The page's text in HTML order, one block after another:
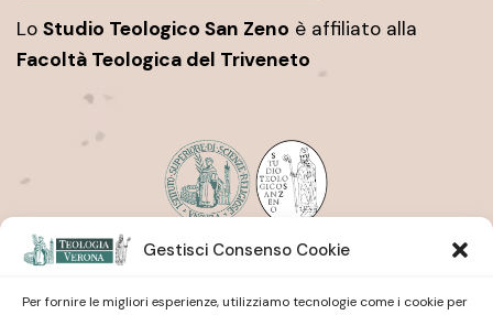
Gestisci Consenso Cookie
Per fornire le migliori esperienze, utilizziamo tecnologie come i cookie per
Lo Studio Teologico San Zeno è affiliato alla
Facoltà Teologica del Triveneto
Istituto Superiore di Scienze Religiose
| San Pietro